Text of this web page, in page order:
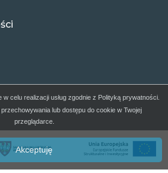
celu realizacji usług zgodnie z Polityką prywatności.
lub dostępu do cookie w Twojej
przeglądarce.
Akceptuję